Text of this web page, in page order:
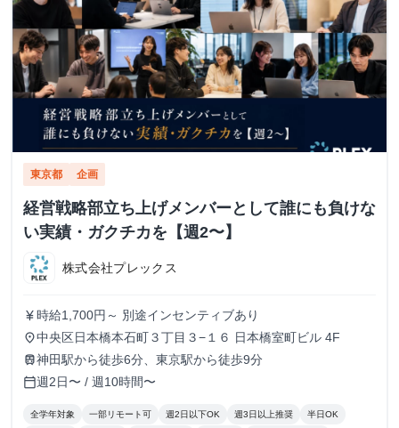
東京都 企画
経営戦略部立ち上げメンバーとして誰にも負けな
い実績・ガクチカを【週2〜】
株式会社プレックス
currency_yen 時給1,700円～ 別途インセンティブあり
place中央区日本橋本石町３丁目３−１６ 日本橋室町ビル 4F
train神田駅から徒歩6分、東京駅から徒歩9分
calendar_today週2日〜 / 週10時間〜
全学年対象 一部リモート可 週2日以下OK 週3日以上推奨 半日OK